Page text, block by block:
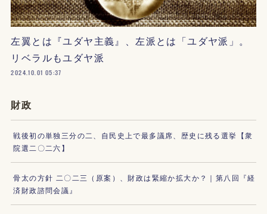
左翼とは『ユダヤ主義』、左派とは「ユダヤ派」。
リベラルもユダヤ派
2024.10.01 05:37
財政
戦後初の単独三分の二、自民史上で最多議席、歴史に残る選挙【衆
院選二〇二六】
骨太の方針 二〇二三（原案）、財政は緊縮か拡大か？｜第八回『経
済財政諮問会議』